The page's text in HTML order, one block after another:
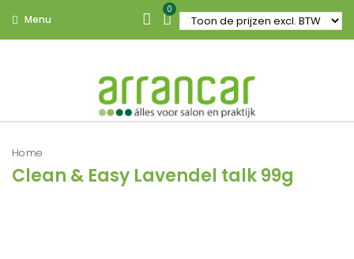
Menu
0
Home
Clean & Easy Lavendel talk 99g